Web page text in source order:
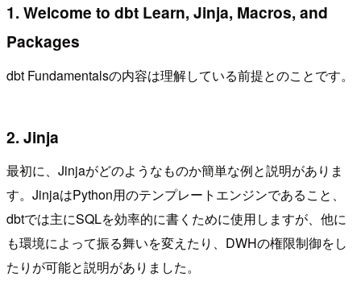
1. Welcome to dbt Learn, Jinja, Macros, and
Packages
dbt Fundamentalsの内容は理解している前提とのことです。
2. Jinja
最初に、Jinjaがどのようなものか簡単な例と説明がありま
す。JinjaはPython用のテンプレートエンジンであること、
dbtでは主にSQLを効率的に書くために使用しますが、他に
も環境によって振る舞いを変えたり、DWHの権限制御をし
たりが可能と説明がありました。